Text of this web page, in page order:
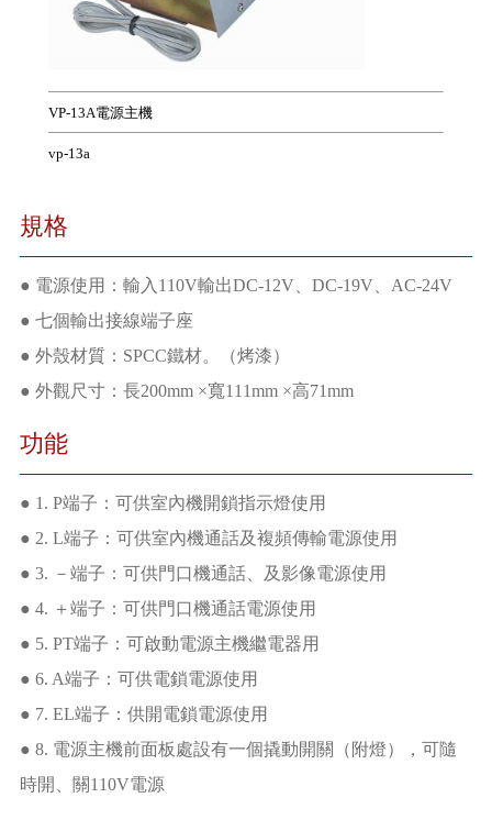
VP-13A電源主機
vp-13a
規格
● 電源使用：輸入110V輸出DC-12V、DC-19V、AC-24V
● 七個輸出接線端子座
● 外殼材質：SPCC鐵材。（烤漆）
● 外觀尺寸：長200mm ×寬111mm ×高71mm
功能
● 1. P端子：可供室內機開鎖指示燈使用
● 2. L端子：可供室內機通話及複頻傳輸電源使用
● 3. －端子：可供門口機通話、及影像電源使用
● 4. ＋端子：可供門口機通話電源使用
● 5. PT端子：可啟動電源主機繼電器用
● 6. A端子：可供電鎖電源使用
● 7. EL端子：供開電鎖電源使用
● 8. 電源主機前面板處設有一個撬動開關（附燈），可隨
時開、關110V電源